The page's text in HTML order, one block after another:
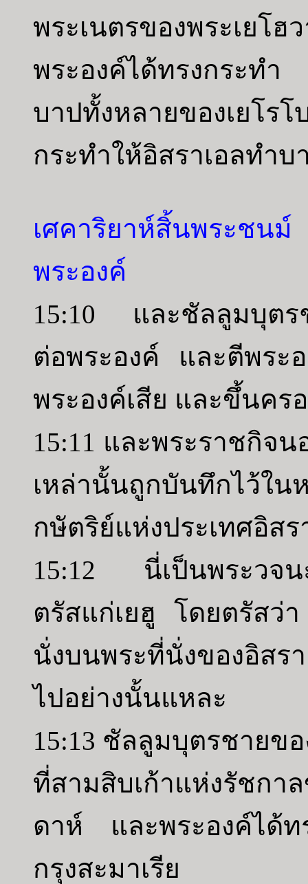
พระเนตรของพระเ
พระองค์ได้ทรงกระทำ
บาปทั้งหลายของเยโ
กระทำให้อิสราเอลทำบ
เศคาริยาห์สิ้นพระช
พระองค์
15:10 และชัลลูมบุตร
ต่อพระองค์ และตีพระ
พระองค์เสีย และขึ้นคร
15:11 และพระราชกิจ
เหล่านั้นถูกบันทึกไว้ใน
กษัตริย์แห่งประเทศอิสร
15:12 นี่เป็นพระวจน
ตรัสแก่เยฮู โดยตรัสว่
นั่งบนพระที่นั่งของอิสร
ไปอย่างนั้นแหละ
15:13 ชัลลูมบุตรชายข
ที่สามสิบเก้าแห่งรัชกา
ดาห์ และพระองค์ได้ท
กรุงสะมาเรีย